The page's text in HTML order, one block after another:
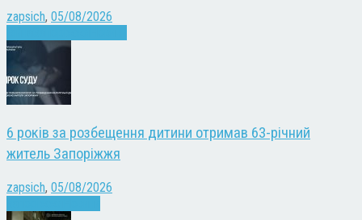
zapsich, 05/08/2026
6 років за розбещення дитини отримав 63-річний
житель Запоріжжя
zapsich, 05/08/2026